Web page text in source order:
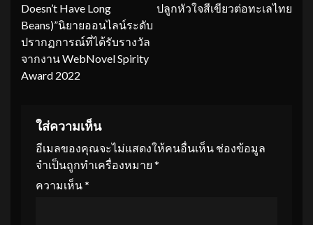
Doesn’t Have Long
Beans)”นิยายออนไลน์ระดับ
ปรากฏการณ์ที่ได้รับรางวัล
จากงาน WebNovel Spirity
Award 2022
ปลูกหัวใจสีเขียวต่อทะเลไทย
ใส่ความเห็น
อีเมลของคุณจะไม่แสดงให้คนอื่นเห็น ช่องข้อมูล
จำเป็นถูกทำเครื่องหมาย *
ความเห็น*